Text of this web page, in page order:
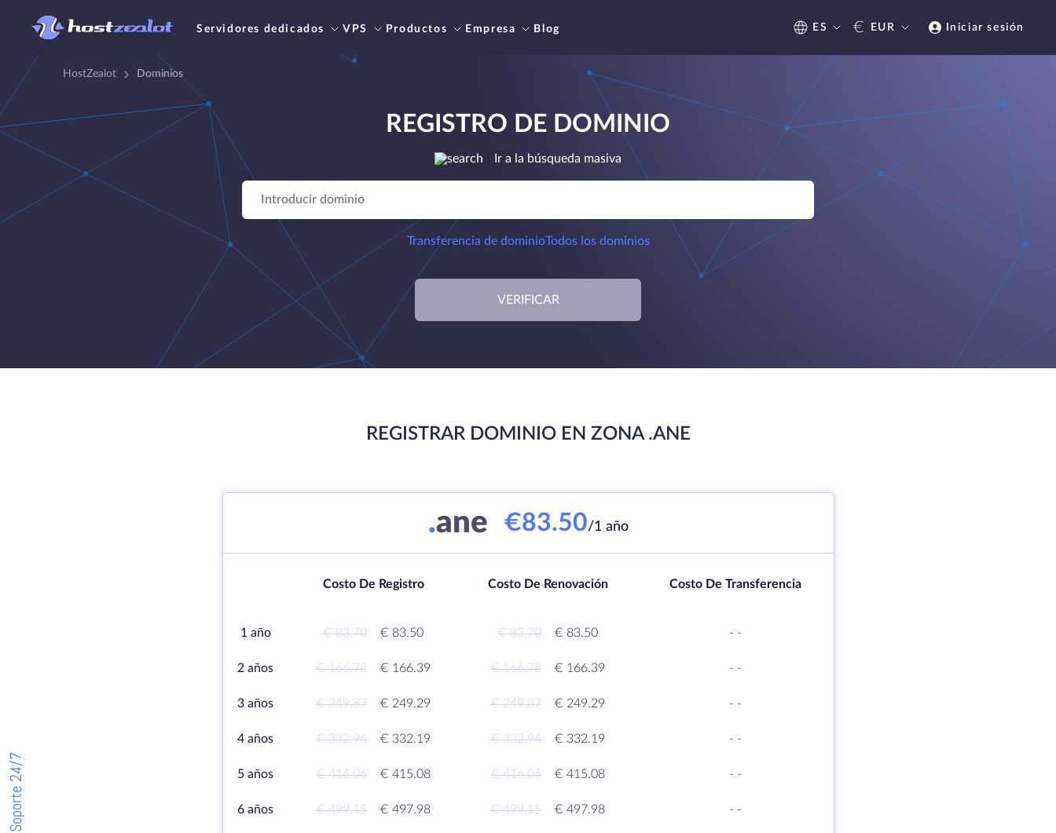
Servidores dedicados VPS Productos Empresa Blog ES € EUR Iniciar sesión
Soporte 24/7
HostZealot Dominios
REGISTRO DE DOMINIO
Ir a la búsqueda masiva
Transferencia de dominioTodos los dominios
VERIFICAR
REGISTRAR DOMINIO EN ZONA .ANE
.ane €83.50/1 año
Costo De Registro Costo De Renovación Costo De Transferencia
1 año € 83.70 € 83.50 € 83.70 € 83.50 - -
2 años € 166.78 € 166.39 € 166.78 € 166.39 - -
3 años € 249.87 € 249.29 € 249.87 € 249.29 - -
4 años € 332.96 € 332.19 € 332.96 € 332.19 - -
5 años € 416.06 € 415.08 € 416.06 € 415.08 - -
6 años € 499.15 € 497.98 € 499.15 € 497.98 - -